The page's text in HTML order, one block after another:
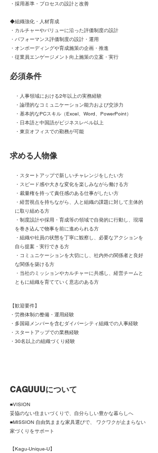
・採用基準・プロセスの設計と改善
◆組織強化・人材育成
・カルチャーやバリューに沿った評価制度の設計
・パフォーマンス評価制度の設計・運用
・オンボーディングや育成施策の企画・推進
・従業員エンゲージメント向上施策の立案・実行
​必須条件
・人事領域における2年以上の実務経験
・論理的なコミュニケーション能力および交渉力
・基本的なPCスキル（Excel、Word、PowerPoint）
・日本語と中国語がビジネスレベル以上
・東京オフィスでの勤務が可能
求める人物像
・スタートアップで新しいチャレンジをしたい方
・スピード感や大きな変化を楽しみながら働ける方
・裁量権を持って責任感のある仕事がしたい方
・経営視点を持ちながら、人と組織の課題に対して主体的
に取り組める方
・制度設計や採用・育成等の領域で自発的に行動し、現場
を巻き込んで物事を前に進められる方
・組織や社員の状態を丁寧に観察し、必要なアクションを
自ら提案・実行できる方
・コミュニケーションを大切にし、社内外の関係者と良好
な関係を築ける方
・当社のミッションやカルチャーに共感し、経営チームと
ともに組織を育てていく意志のある方
【歓迎要件】
・労務体制の整備・運用経験
・多国籍メンバーを含むダイバーシティ組織での人事経験
・スタートアップでの業務経験
・30名以上の組織づくり経験
CAGUUUについて
■VISION
妥協のない住まいづくりで、自分らしい豊かな暮らしへ
■MISSION 自由気ままな家具選びで、 ワクワクが止まらない
家づくりをサポート
【Kagu-Unique-U】